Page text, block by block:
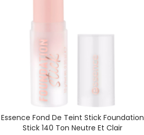
Essence Fond De Teint Stick Foundation
Stick 140 Ton Neutre Et Clair